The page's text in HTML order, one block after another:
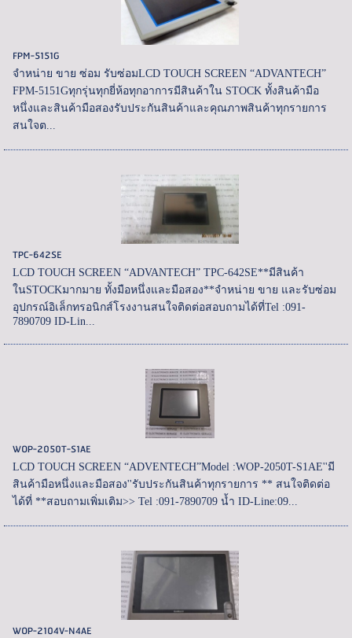
FPM-5151G
จำหน่าย ขาย ซ่อม รับซ่อมLCD TOUCH SCREEN “ADVANTECH”
FPM-5151Gทุกรุ่นทุกยี่ห้อทุกอาการมีสินค้าใน STOCK ทั้งสินค้ามือ
หนึ่งและสินค้ามือสองรับประกันสินค้าและคุณภาพสินค้าทุกรายการ
สนใจต...
TPC-642SE
LCD TOUCH SCREEN “ADVANTECH” TPC-642SE**มีสินค้า
ในSTOCKมากมาย ทั้งมือหนึ่งและมือสอง**จำหน่าย ขาย และรับซ่อม
อุปกรณ์อิเล็กทรอนิกส์โรงงานสนใจติดต่อสอบถามได้ที่Tel :091-
7890709 ID-Lin...
WOP-2050T-S1AE
LCD TOUCH SCREEN “ADVENTECH”Model :WOP-2050T-S1AE''มี
สินค้ามือหนึ่งและมือสอง''รับประกันสินค้าทุกรายการ ** สนใจติดต่อ
ได้ที่ **สอบถามเพิ่มเติม>> Tel :091-7890709 น้ำ ID-Line:09...
WOP-2104V-N4AE